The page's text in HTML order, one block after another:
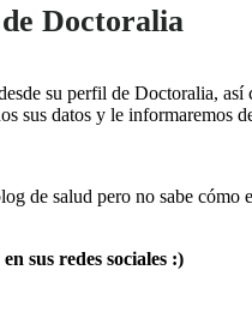
Doctoralia
su perfil de Doctoralia, así
sus datos y le informaremos
de salud pero no sabe cómo
sus redes sociales :)